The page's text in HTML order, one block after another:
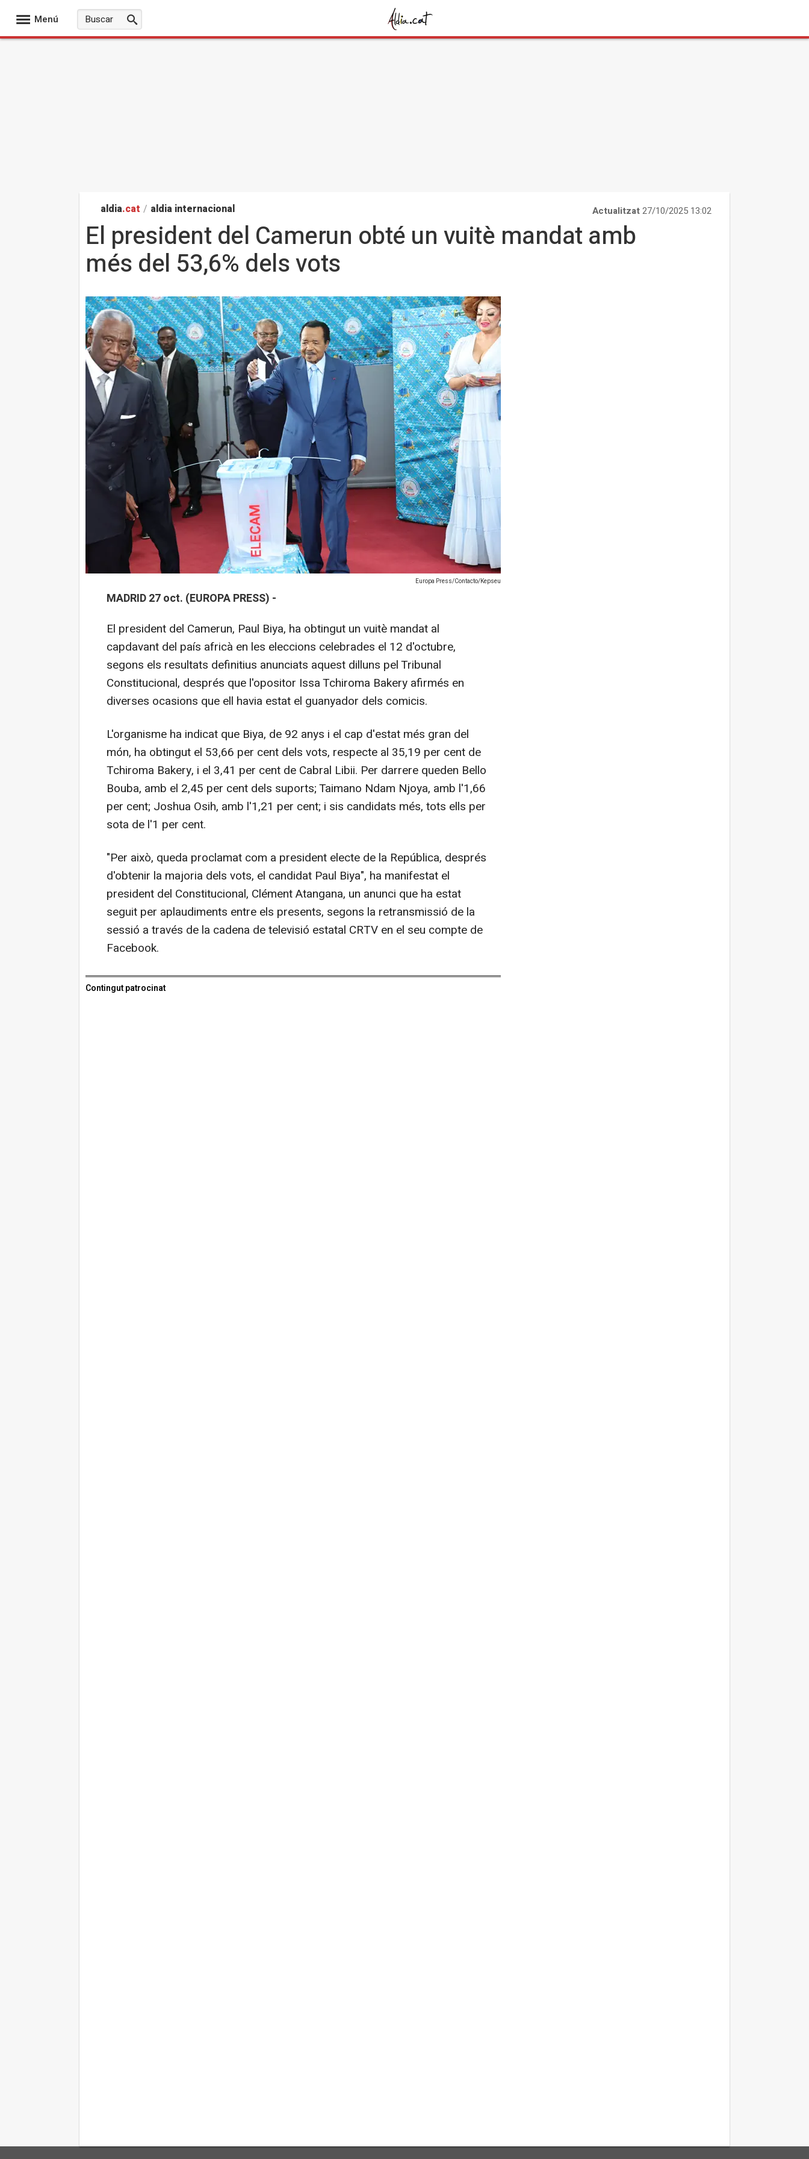
Menú
aldia.cat / aldia internacional Actualitzat27/10/2025 13:02
El president del Camerun obté un vuitè mandat amb
més del 53,6% dels vots
Europa Press/Contacto/Kepseu
MADRID 27 oct. (EUROPA PRESS) -
El president del Camerun, Paul Biya, ha obtingut un vuitè mandat al
capdavant del país africà en les eleccions celebrades el 12 d'octubre,
segons els resultats definitius anunciats aquest dilluns pel Tribunal
Constitucional, després que l'opositor Issa Tchiroma Bakery afirmés en
diverses ocasions que ell havia estat el guanyador dels comicis.
L'organisme ha indicat que Biya, de 92 anys i el cap d'estat més gran del
món, ha obtingut el 53,66 per cent dels vots, respecte al 35,19 per cent de
Tchiroma Bakery, i el 3,41 per cent de Cabral Libii. Per darrere queden Bello
Bouba, amb el 2,45 per cent dels suports; Taimano Ndam Njoya, amb l'1,66
per cent; Joshua Osih, amb l'1,21 per cent; i sis candidats més, tots ells per
sota de l'1 per cent.
"Per això, queda proclamat com a president electe de la República, després
d'obtenir la majoria dels vots, el candidat Paul Biya", ha manifestat el
president del Constitucional, Clément Atangana, un anunci que ha estat
seguit per aplaudiments entre els presents, segons la retransmissió de la
sessió a través de la cadena de televisió estatal CRTV en el seu compte de
Facebook.
Contingut patrocinat